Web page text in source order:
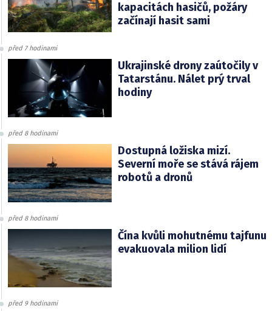
kapacitách hasičů, požáry
začínají hasit sami
před 7 hodinami
Ukrajinské drony zaútočily v
Tatarstánu. Nálet prý trval
hodiny
před 8 hodinami
Dostupná ložiska mizí.
Severní moře se stává rájem
robotů a dronů
před 8 hodinami
Čína kvůli mohutnému tajfunu
evakuovala milion lidí
před 9 hodinami